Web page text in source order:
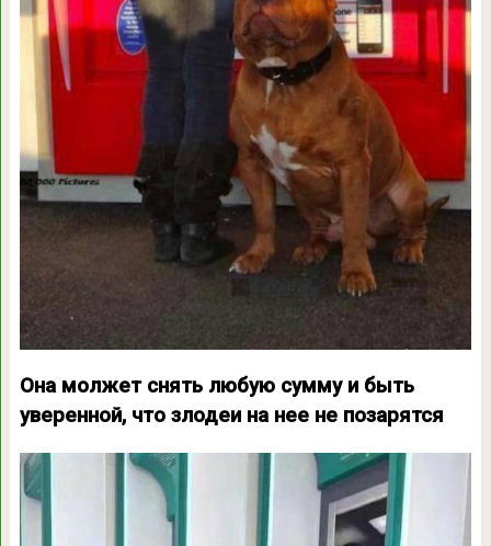
Она молжет снять любую сумму и быть
уверенной, что злодеи на нее не позарятся